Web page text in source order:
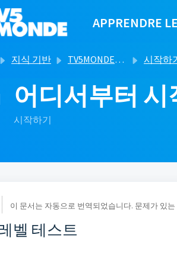
콘텐츠로 건너뛰기
APPRENDRE
지식 기반 TV5MONDE로 프랑스어 배우기 시작하
어디서부터 시
시작하기
이 문서는 자동으로 번역되었습니다. 문제가 있
벨 테스트